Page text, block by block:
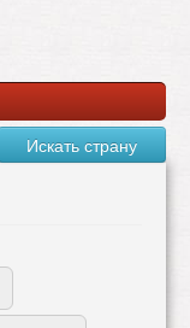
Искать страну